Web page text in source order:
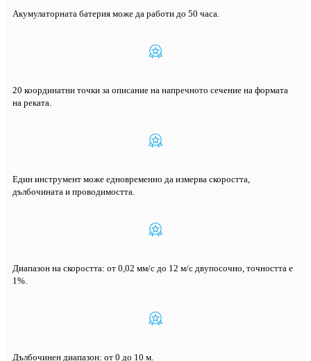
Акумулаторната батерия може да работи до 50 часа.
20 координатни точки за описание на напречното сечение на формата
на реката.
Един инструмент може едновременно да измерва скоростта,
дълбочината и проводимостта.
Диапазон на скоростта: от 0,02 мм/с до 12 м/с двупосочно, точността е
1%.
Дълбочинен диапазон: от 0 до 10 м.